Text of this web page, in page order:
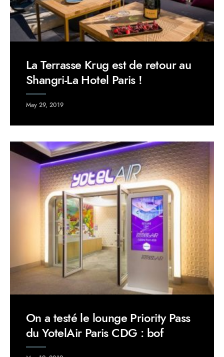
La Terrasse Krug est de retour au
Shangri-La Hotel Paris !
May 29, 2019
On a testé le lounge Priority Pass
du YotelAir Paris CDG : bof